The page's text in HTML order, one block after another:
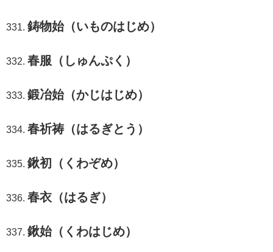
鋳物始（いものはじめ）
春服（しゅんぷく）
鍛冶始（かじはじめ）
春祈祷（はるぎとう）
鍬初（くわぞめ）
春衣（はるぎ）
鍬始（くわはじめ）